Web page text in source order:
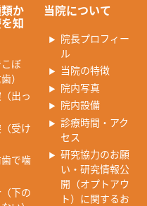
か
知
ぼ
）
出っ
受け
で噛
下の
当院について
院長プロフィー
ル
当院の特徴
院内写真
院内設備
診療時間・アク
セス
研究協力のお願
い・研究情報公
開（オプトアウ
ト）に関するお